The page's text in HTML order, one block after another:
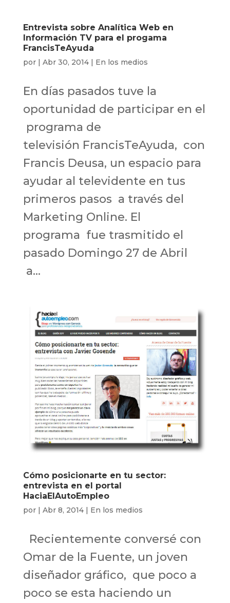
Entrevista sobre Analítica Web en
Información TV para el progama
FrancisTeAyuda
por Abr 30, 2014| En los medios
En días pasados tuve la
oportunidad de participar en el
programa de
televisión FrancisTeAyuda, con
Francis Deusa, un espacio para
ayudar al televidente en tus
primeros pasos a través del
Marketing Online. El
programa fue trasmitido el
pasado Domingo 27 de Abril
a...
Cómo posicionarte en tu sector:
entrevista en el portal
HaciaElAutoEmpleo
por | Abr 8, 2014| En los medios
Recientemente conversé con
Omar de la Fuente, un joven
diseñador gráfico, que poco a
poco se esta haciendo un